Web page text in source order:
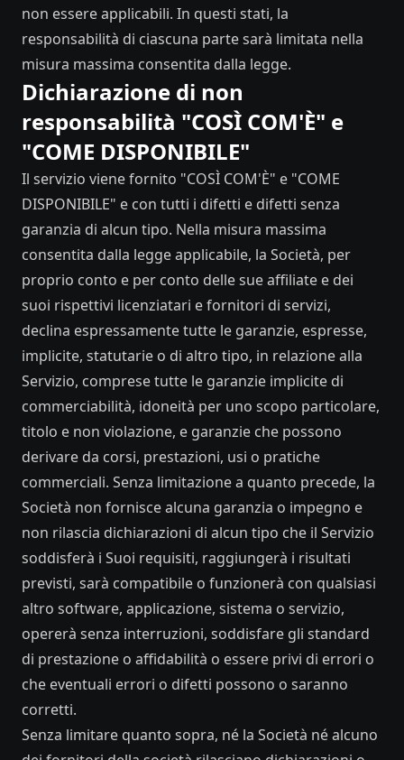
non essere applicabili. In questi stati, la
responsabilità di ciascuna parte sarà limitata nella
misura massima consentita dalla legge.
Dichiarazione di non
responsabilità "COSÌ COM'È" e
"COME DISPONIBILE"
Il servizio viene fornito "COSÌ COM'È" e "COME
DISPONIBILE" e con tutti i difetti e difetti senza
garanzia di alcun tipo. Nella misura massima
consentita dalla legge applicabile, la Società, per
proprio conto e per conto delle sue affiliate e dei
suoi rispettivi licenziatari e fornitori di servizi,
declina espressamente tutte le garanzie, espresse,
implicite, statutarie o di altro tipo, in relazione alla
Servizio, comprese tutte le garanzie implicite di
commerciabilità, idoneità per uno scopo particolare,
titolo e non violazione, e garanzie che possono
derivare da corsi, prestazioni, usi o pratiche
commerciali. Senza limitazione a quanto precede, la
Società non fornisce alcuna garanzia o impegno e
non rilascia dichiarazioni di alcun tipo che il Servizio
soddisferà i Suoi requisiti, raggiungerà i risultati
previsti, sarà compatibile o funzionerà con qualsiasi
altro software, applicazione, sistema o servizio,
opererà senza interruzioni, soddisfare gli standard
di prestazione o affidabilità o essere privi di errori o
che eventuali errori o difetti possono o saranno
corretti.
Senza limitare quanto sopra, né la Società né alcuno